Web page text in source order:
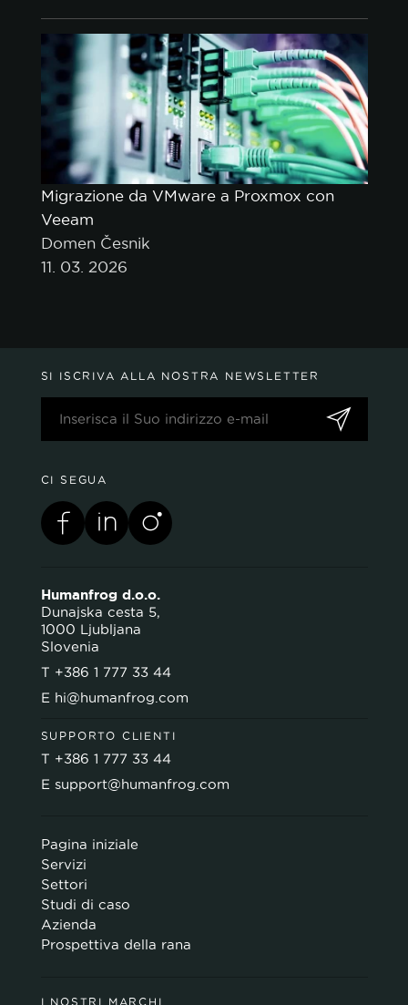
Migrazione da VMware a Proxmox con
Veeam
Domen Česnik
11. 03. 2026
SI ISCRIVA ALLA NOSTRA NEWSLETTER
CI SEGUA
Humanfrog d.o.o.
Dunajska cesta 5,
1000 Ljubljana
Slovenia
T +386 1 777 33 44
E hi@humanfrog.com
SUPPORTO CLIENTI
T +386 1 777 33 44
E support@humanfrog.com
Pagina iniziale
Servizi
Settori
Studi di caso
Azienda
Prospettiva della rana
I NOSTRI MARCHI